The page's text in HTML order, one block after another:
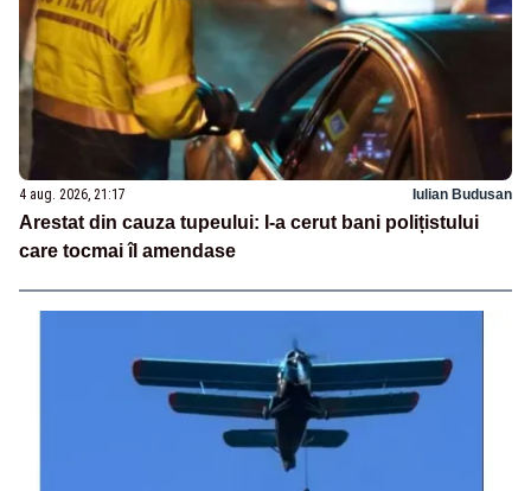
4 aug. 2026, 21:17 Iulian Budusan
Arestat din cauza tupeului: I-a cerut bani polițistului
care tocmai îl amendase